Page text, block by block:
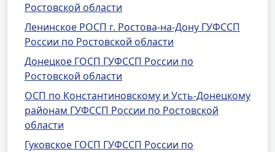
Ростовской области
Ленинское РОСП г. Ростова-на-Дону ГУФССП
России по Ростовской области
Донецкое ГОСП ГУФССП России по
Ростовской области
ОСП по Константиновскому и Усть-Донецкому
районам ГУФССП России по Ростовской
области
Гуковское ГОСП ГУФССП России по